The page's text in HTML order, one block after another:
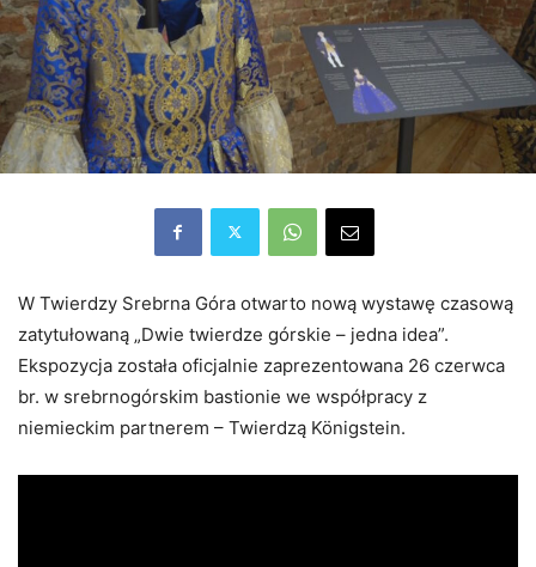
W Twierdzy Srebrna Góra otwarto nową wystawę czasową
zatytułowaną „Dwie twierdze górskie – jedna idea”.
Ekspozycja została oficjalnie zaprezentowana 26 czerwca
br. w srebrnogórskim bastionie we współpracy z
niemieckim partnerem – Twierdzą Königstein.